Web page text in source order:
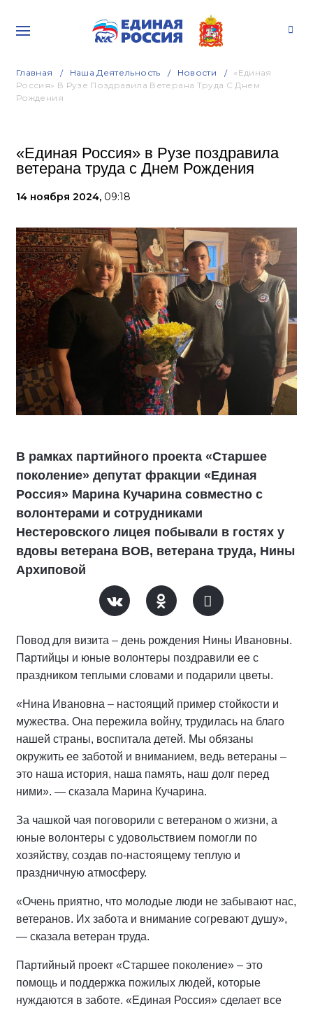
Главная Наша Деятельность Новости
«Единая
Россия» В Рузе Поздравила Ветерана Труда С Днем
Рождения
«Единая Россия» в Рузе поздравила
ветерана труда с Днем Рождения
14 ноября 2024, 09:18
В рамках партийного проекта «Старшее
поколение» депутат фракции «Единая
Россия» Марина Кучарина совместно с
волонтерами и сотрудниками
Нестеровского лицея побывали в гостях у
вдовы ветерана ВОВ, ветерана труда, Нины
Архиповой
Повод для визита – день рождения Нины Ивановны.
Партийцы и юные волонтеры поздравили ее с
праздником теплыми словами и подарили цветы.
«Нина Ивановна – настоящий пример стойкости и
мужества. Она пережила войну, трудилась на благо
нашей страны, воспитала детей. Мы обязаны
окружить ее заботой и вниманием, ведь ветераны –
это наша история, наша память, наш долг перед
ними». — сказала Марина Кучарина.
За чашкой чая поговорили с ветераном о жизни, а
юные волонтеры с удовольствием помогли по
хозяйству, создав по-настоящему теплую и
праздничную атмосферу.
«Очень приятно, что молодые люди не забывают нас,
ветеранов. Их забота и внимание согревают душу»,
— сказала ветеран труда.
Партийный проект «Старшее поколение» – это
помощь и поддержка пожилых людей, которые
нуждаются в заботе. «Единая Россия» сделает все